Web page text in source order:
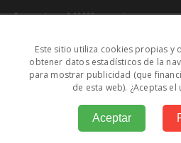
Generado en 0,00000 segundos
MD: 09/08/2026 11:32:00
© Todos los derechos reservados por
Este sitio utiliza cookies propias y
obtener datos estadísticos de la
para mostrar publicidad (que
de esta web). ¿Aceptas el
Aceptar